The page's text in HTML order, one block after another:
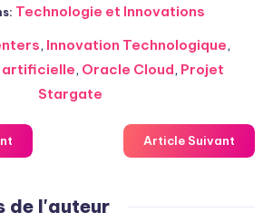
Technologie et Innovations
, Innovation Technologique,
artificielle, Oracle Cloud, Projet
Stargate
Article Suivant
de l'auteur